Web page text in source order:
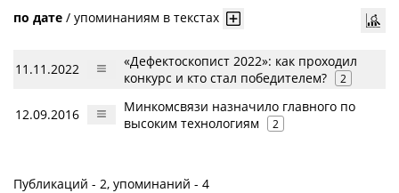
по дате / упоминаниям в текстах
11.11.2022
«Дефектоскопист 2022»: как проходил
конкурс и кто стал победителем?
2
12.09.2016
Минкомсвязи назначило главного по
высоким технологиям
2
Публикаций - 2, упоминаний - 4